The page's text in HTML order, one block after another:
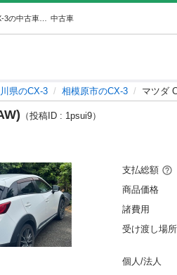
中古車
県のCX-3 相模原市のCX-3 マツダ
（投稿ID : 1psui9）
支払総額
商品価格
諸費用
受け渡し場所
個人/法人